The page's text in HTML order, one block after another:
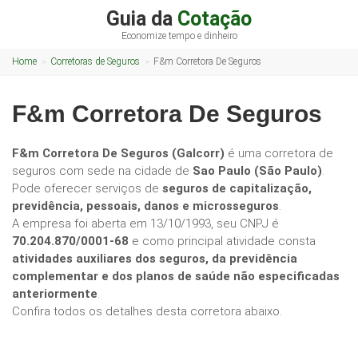
Guia da Cotação
Economize tempo e dinheiro
Home Corretoras de Seguros F&m Corretora De Seguros
F&m Corretora De Seguros
F&m Corretora De Seguros (Galcorr) é uma corretora de
seguros com sede na cidade de Sao Paulo (São Paulo).
Pode oferecer serviços de seguros de capitalização,
previdência, pessoais, danos e microsseguros.
A empresa foi aberta em 13/10/1993, seu CNPJ é
70.204.870/0001-68 e como principal atividade consta
atividades auxiliares dos seguros, da previdência
complementar e dos planos de saúde não especificadas
anteriormente.
Confira todos os detalhes desta corretora abaixo.